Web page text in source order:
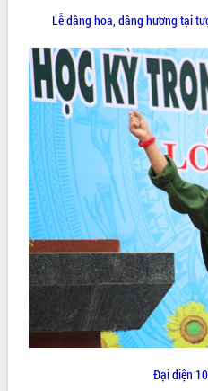
Lễ dâng hoa, dâng hương tại
Đại diện